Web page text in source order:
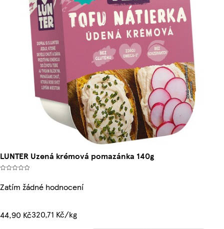
LUNTER Uzená krémová pomazánka 140g
Zatím žádné hodnocení
44,90 Kč320,71 Kč/kg